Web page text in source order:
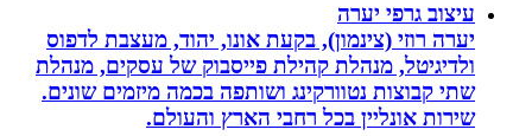
עיצוב גרפי יערה
יערה רוזי (צינמון), בקעת אונו, יהוד, מעצבת לדפוס
ולדיגיטל, מנהלת קהילת פייסבוק של עסקים, מנהלת
שתי קבוצות נטוורקינג ושותפה בכמה מיזמים שונים.
שירות אונליין בכל רחבי הארץ והעולם.